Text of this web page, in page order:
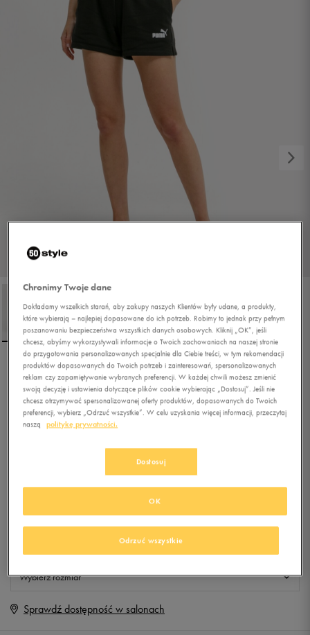
PUMA SZORTY ESS 4"
SWEAT TR
0.0
KLUBIE 50 STYLE
Produkt niedostępny
Jeśli artykuł będzie ponownie dostępny, otrzymasz od nas powiadomienie.
Wybierz rozmiar
XS Powiadom o dostępności
Sprawdź dostępność w salonach
Chronimy Twoje dane
Dokładamy wszelkich starań, aby zakupy naszych Klientów były udane, a produkty,
które wybierają – najlepiej dopasowane do ich potrzeb. Robimy to jednak przy pełnym
poszanowaniu bezpieczeństwa wszystkich danych osobowych. Kliknij „OK”, jeśli
chcesz, abyśmy wykorzystywali informacje o Twoich zachowaniach na naszej stronie
do przygotowania personalizowanych specjalnie dla Ciebie treści, w tym rekomendacji
produktów dopasowanych do Twoich potrzeb i zainteresowań, spersonalizowanych
reklam czy zapamiętywanie wybranych preferencji. W każdej chwili możesz zmienić
swoją decyzję i ustawienia dotyczące plików cookie wybierając „Dostosuj”. Jeśli nie
chcesz otrzymywać spersonalizowanej oferty produktów, dopasowanych do Twoich
preferencji, wybierz „Odrzuć wszystkie”. W celu uzyskania więcej informacji, przeczytaj
naszą
politykę prywatności.
Dostosuj
Odrzuć wszystkie
OK